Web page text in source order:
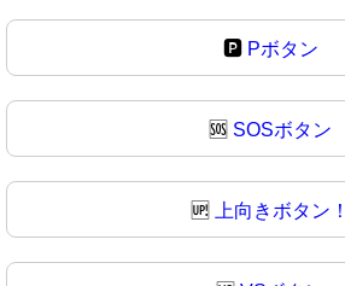
🅿 Pボタン
🆘 SOSボタン
🆙 上向きボタン！